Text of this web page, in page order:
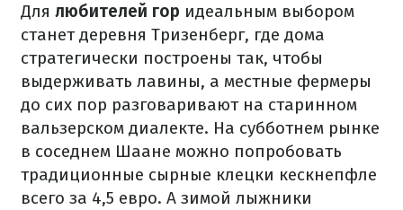
Для любителей гор идеальным выбором
станет деревня Тризенберг, где дома
стратегически построены так, чтобы
выдерживать лавины, а местные фермеры
до сих пор разговаривают на старинном
вальзерском диалекте. На субботнем рынке
в соседнем Шаане можно попробовать
традиционные сырные клецки кескнепфле
всего за 4,5 евро. А зимой лыжники